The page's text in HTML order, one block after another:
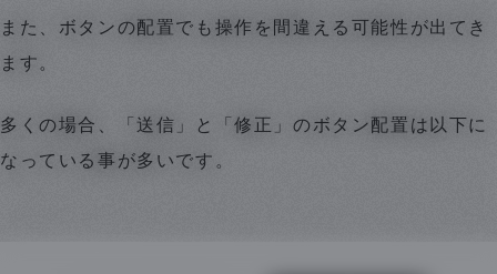
また、ボタンの配置でも操作を間違える可能性が出てき
ます。
多くの場合、「送信」と「修正」のボタン配置は以下に
なっている事が多いです。